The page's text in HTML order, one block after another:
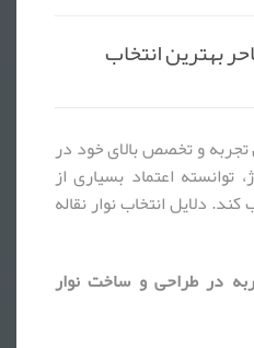
بهترین انتخاب
و تخصص بالای خود در
توانسته اعتماد بسیاری از
دلایل انتخاب نوار نقاله
در طراحی و ساخت نوار